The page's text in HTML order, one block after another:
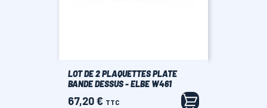
LOT DE 2 PLAQUETTES PLATE
BANDE DESSUS - ELBE W461
Prix
67,20 € TTC